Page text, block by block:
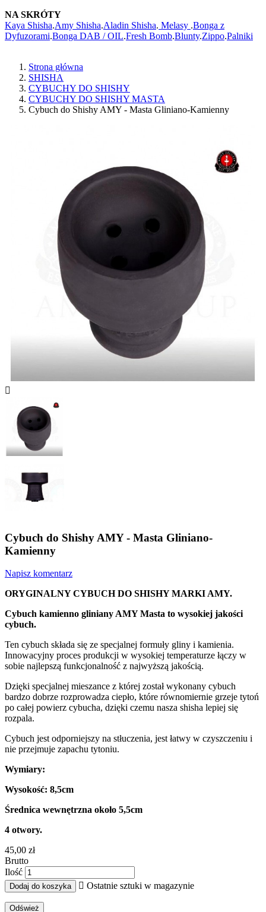
NA SKRÓTY
Kaya Shisha.Amy Shisha.Aladin Shisha. Melasy .Bonga z
Dyfuzorami.Bonga DAB / OIL.Fresh Bomb.Blunty.Zippo.Palniki
Strona główna
SHISHA
CYBUCHY DO SHISHY
CYBUCHY DO SHISHY MASTA
Cybuch do Shishy AMY - Masta Gliniano-Kamienny

Cybuch do Shishy AMY - Masta Gliniano-
Kamienny
Napisz komentarz
ORYGINALNY CYBUCH DO SHISHY MARKI AMY.
Cybuch kamienno gliniany AMY Masta to wysokiej jakości
cybuch.
Ten cybuch składa się ze specjalnej formuły gliny i kamienia.
Innowacyjny proces produkcji w wysokiej temperaturze łączy w
sobie najlepszą funkcjonalność z najwyższą jakością.
Dzięki specjalnej mieszance z której został wykonany cybuch
bardzo dobrze rozprowadza ciepło, które równomiernie grzeje tytoń
po całej powierz cybucha, dzięki czemu nasza shisha lepiej się
rozpala.
Cybuch jest odporniejszy na stłuczenia, jest łatwy w czyszczeniu i
nie przejmuje zapachu tytoniu.
Wymiary:
Wysokość: 8,5cm
Średnica wewnętrzna około 5,5cm
4 otwory.
45,00 zł
Brutto
Ilość
Dodaj do koszyka  Ostatnie sztuki w magazynie